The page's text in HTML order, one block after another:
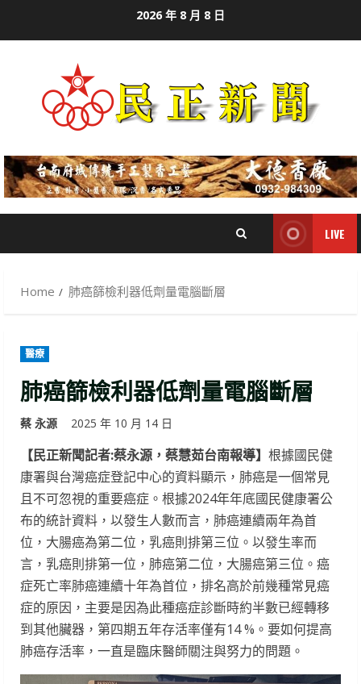
2026 年 8 月 8 日
LIVE
Home 肺癌篩檢利器低劑量電腦斷層
醫療
肺癌篩檢利器低劑量電腦斷層
蔡 永源 2025 年 10 月 14 日
【民正新聞記者:蔡永源，蔡慧茹台南報導】 根據國民健
康署與台灣癌症登記中心的資料顯示，肺癌是一個常見
且不可忽視的重要癌症。根據2024年年底國民健康署公
布的統計資料，以發生人數而言，肺癌連續兩年為首
位，大腸癌為第二位，乳癌則排第三位。以發生率而
言，乳癌則排第一位，肺癌第二位，大腸癌第三位。癌
症死亡率肺癌連續十年為首位，排名高於前幾種常見癌
症的原因，主要是因為此種癌症診斷時約半數已經轉移
到其他臟器，第四期五年存活率僅有14 %。要如何提高
肺癌存活率，一直是臨床醫師關注與努力的問題。